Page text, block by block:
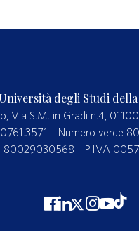
degli Studi della
Via S.M. in Gradi n.4,
0761.3571 – Numero verde
80029030568 – P.IVA